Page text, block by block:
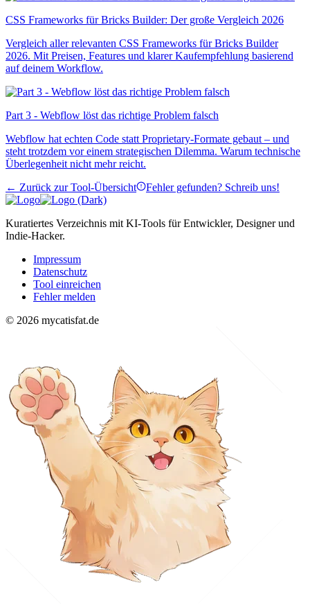
CSS Frameworks für Bricks Builder: Der große Vergleich 2026
Vergleich aller relevanten CSS Frameworks für Bricks Builder
2026. Mit Preisen, Features und klarer Kaufempfehlung basierend
auf deinem Workflow.
Part 3 - Webflow löst das richtige Problem falsch
Webflow hat echten Code statt Proprietary-Formate gebaut – und
steht trotzdem vor einem strategischen Dilemma. Warum technische
Überlegenheit nicht mehr reicht.
← Zurück zur Tool-Übersicht
Fehler gefunden? Schreib uns!
Kuratiertes Verzeichnis mit KI-Tools für Entwickler, Designer und
Indie-Hacker.
Impressum
Datenschutz
Tool einreichen
Fehler melden
© 2026 mycatisfat.de